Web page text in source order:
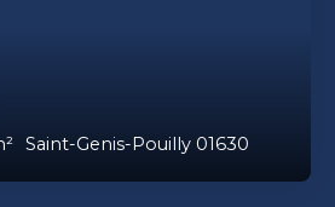
Saint-Genis-Pouilly 01630